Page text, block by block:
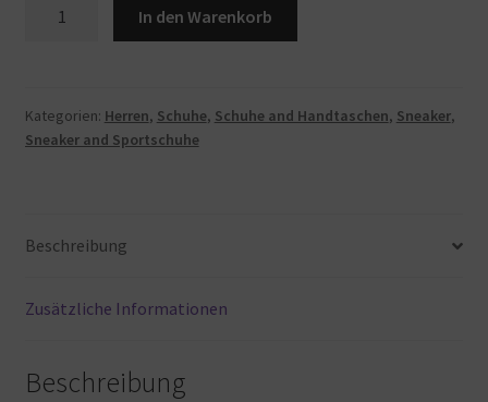
3
Retro-
Menge
In den Warenkorb
Kategorien: Herren, Schuhe, Schuhe and Handtaschen, Sneaker,
Sneaker and Sportschuhe
Beschreibung
Zusätzliche Informationen
Beschreibung